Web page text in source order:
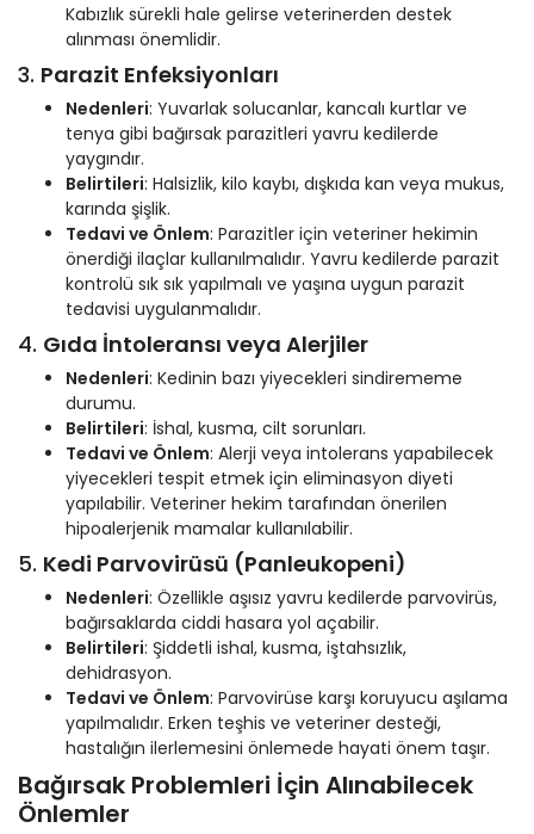
Kabızlık sürekli hale gelirse veterinerden destek
alınması önemlidir.
3. Parazit Enfeksiyonları
Nedenleri: Yuvarlak solucanlar, kancalı kurtlar ve
tenya gibi bağırsak parazitleri yavru kedilerde
yaygındır.
Belirtileri: Halsizlik, kilo kaybı, dışkıda kan veya mukus,
karında şişlik.
Tedavi ve Önlem: Parazitler için veteriner hekimin
önerdiği ilaçlar kullanılmalıdır. Yavru kedilerde parazit
kontrolü sık sık yapılmalı ve yaşına uygun parazit
tedavisi uygulanmalıdır.
4. Gıda İntoleransı veya Alerjiler
Nedenleri: Kedinin bazı yiyecekleri sindirememe
durumu.
Belirtileri: İshal, kusma, cilt sorunları.
Tedavi ve Önlem: Alerji veya intolerans yapabilecek
yiyecekleri tespit etmek için eliminasyon diyeti
yapılabilir. Veteriner hekim tarafından önerilen
hipoalerjenik mamalar kullanılabilir.
5. Kedi Parvovirüsü (Panleukopeni)
Nedenleri: Özellikle aşısız yavru kedilerde parvovirüs,
bağırsaklarda ciddi hasara yol açabilir.
Belirtileri: Şiddetli ishal, kusma, iştahsızlık,
dehidrasyon.
Tedavi ve Önlem: Parvovirüse karşı koruyucu aşılama
yapılmalıdır. Erken teşhis ve veteriner desteği,
hastalığın ilerlemesini önlemede hayati önem taşır.
Bağırsak Problemleri İçin Alınabilecek
Önlemler